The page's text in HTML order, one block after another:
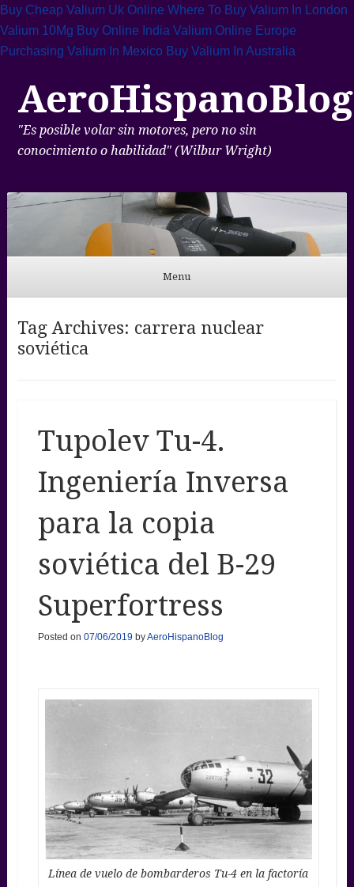
Buy Cheap Valium Uk Online Where To Buy Valium In London
Valium 10Mg Buy Online India Valium Online Europe
Purchasing Valium In Mexico Buy Valium In Australia
AeroHispanoBlog
"Es posible volar sin motores, pero no sin
conocimiento o habilidad" (Wilbur Wright)
Menu
Tag Archives: carrera nuclear
soviética
Tupolev Tu-4.
Ingeniería Inversa
para la copia
soviética del B-29
Superfortress
Posted on 07/06/2019 byAeroHispanoBlog
Línea de vuelo de bombarderos Tu-4 en la factoría